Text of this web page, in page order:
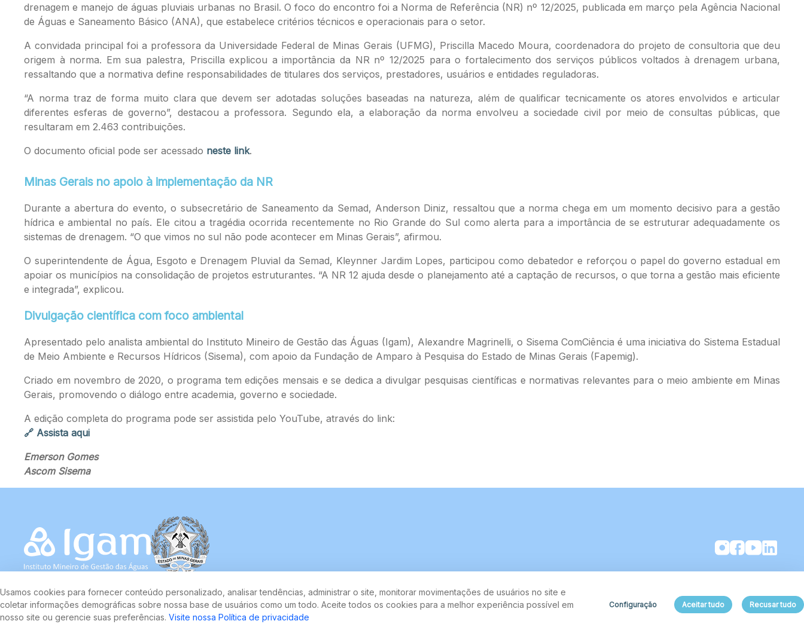
drenagem e manejo de águas pluviais urbanas no Brasil. O foco do encontro foi a Norma de Referência (NR) nº 12/2025, publicada em março pela Agência Nacional
de Águas e Saneamento Básico (ANA), que estabelece critérios técnicos e operacionais para o setor.
A convidada principal foi a professora da Universidade Federal de Minas Gerais (UFMG), Priscilla Macedo Moura, coordenadora do projeto de consultoria que deu
origem à norma. Em sua palestra, Priscilla explicou a importância da NR nº 12/2025 para o fortalecimento dos serviços públicos voltados à drenagem urbana,
ressaltando que a normativa define responsabilidades de titulares dos serviços, prestadores, usuários e entidades reguladoras.
“A norma traz de forma muito clara que devem ser adotadas soluções baseadas na natureza, além de qualificar tecnicamente os atores envolvidos e articular
diferentes esferas de governo”, destacou a professora. Segundo ela, a elaboração da norma envolveu a sociedade civil por meio de consultas públicas, que
resultaram em 2.463 contribuições.
O documento oficial pode ser acessado neste link.
Minas Gerais no apoio à implementação da NR
Durante a abertura do evento, o subsecretário de Saneamento da Semad, Anderson Diniz, ressaltou que a norma chega em um momento decisivo para a gestão
hídrica e ambiental no país. Ele citou a tragédia ocorrida recentemente no Rio Grande do Sul como alerta para a importância de se estruturar adequadamente os
sistemas de drenagem. “O que vimos no sul não pode acontecer em Minas Gerais”, afirmou.
O superintendente de Água, Esgoto e Drenagem Pluvial da Semad, Kleynner Jardim Lopes, participou como debatedor e reforçou o papel do governo estadual em
apoiar os municípios na consolidação de projetos estruturantes. “A NR 12 ajuda desde o planejamento até a captação de recursos, o que torna a gestão mais eficiente
e integrada”, explicou.
Divulgação científica com foco ambiental
Apresentado pelo analista ambiental do Instituto Mineiro de Gestão das Águas (Igam), Alexandre Magrinelli, o Sisema ComCiência é uma iniciativa do Sistema Estadual
de Meio Ambiente e Recursos Hídricos (Sisema), com apoio da Fundação de Amparo à Pesquisa do Estado de Minas Gerais (Fapemig).
Criado em novembro de 2020, o programa tem edições mensais e se dedica a divulgar pesquisas científicas e normativas relevantes para o meio ambiente em Minas
Gerais, promovendo o diálogo entre academia, governo e sociedade.
A edição completa do programa pode ser assistida pelo YouTube, através do link:
🔗 Assista aqui
Emerson Gomes
Ascom Sisema
Rodovia João Paulo II, 4143, Bairro Serra Verde - CEP 31630-900
Usamos cookies para fornecer conteúdo personalizado, analisar tendências, administrar o site, monitorar movimentações de usuários no site e
coletar informações demográficas sobre nossa base de usuários como um todo. Aceite todos os cookies para a melhor experiência possível em
nosso site ou gerencie suas preferências. Visite nossa Política de privacidade
Configuração Aceitar tudo Recusar tudo